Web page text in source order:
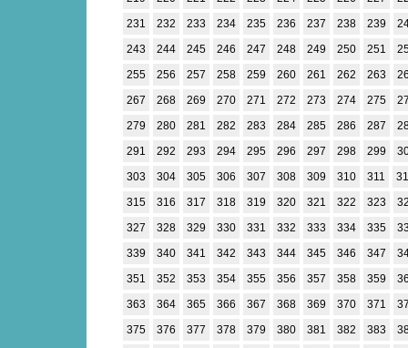
231
232 233 234 235 236 237 238 239
243
244 245 246 247 248 249 250 251
255
256 257 258 259 260 261 262 263
267
268 269 270 271 272 273 274 275
279
280 281 282 283 284 285 286 287
291
292 293 294 295 296 297 298 299
303
304 305 306 307 308 309 310 311
315
316 317 318 319 320 321 322 323
327
328 329 330 331 332 333 334 335
339
340 341 342 343 344 345 346 347
351
352 353 354 355 356 357 358 359
363
364 365 366 367 368 369 370 371
375
376 377 378 379 380 381 382 383